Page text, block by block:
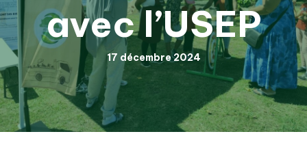
avec l’USEP
17 décembre 2024